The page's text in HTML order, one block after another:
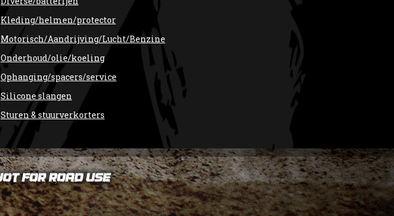
Kleding/helmen/protector
Motorisch/Aandrijving/Lucht/Benzine
Onderhoud/olie/koeling
Ophanging/spacers/service
Silicone slangen
Sturen & stuurverkorters